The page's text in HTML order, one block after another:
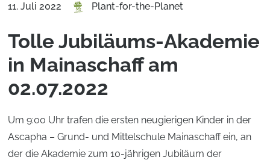
11. Juli 2022 Plant-for-the-Planet
Tolle Jubiläums-Akademie
in Mainaschaff am
02.07.2022
Um 9:00 Uhr trafen die ersten neugierigen Kinder in der
Ascapha – Grund- und Mittelschule Mainaschaff ein, an
der die Akademie zum 10-jährigen Jubiläum der